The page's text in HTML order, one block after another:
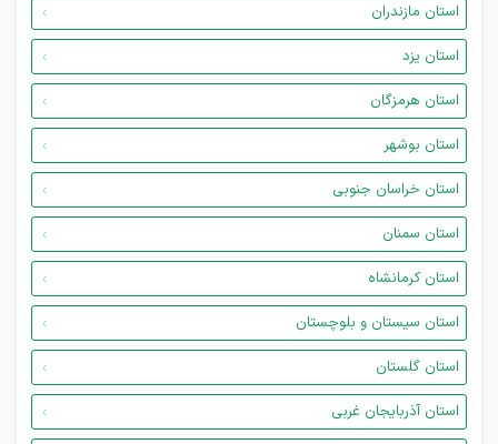
استان مازندران
استان یزد
استان هرمزگان
استان بوشهر
استان خراسان جنوبی
استان سمنان
استان کرمانشاه
استان سیستان و بلوچستان
استان گلستان
استان آذربایجان غربی